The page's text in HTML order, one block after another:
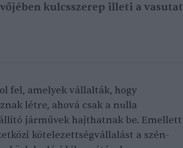
kulcsszerep illeti a vasutat
fel, amelyek vállalták, hogy
létre, ahová csak a nulla
járművek hajthatnak be. Emellett
kötelezettségvállalást a szén-